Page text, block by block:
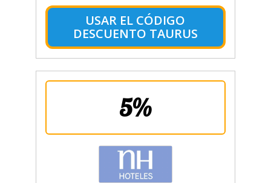
USAR EL CÓDIGO
DESCUENTO TAURUS
5%